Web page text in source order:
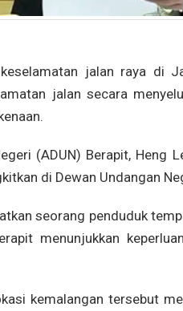
jalan raya di
jalan secara
(ADUN) Berapit, Heng
di Dewan Undangan
seorang penduduk
menunjukkan
kemalangan tersebut